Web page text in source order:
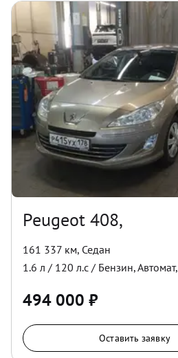
Peugeot 408,
161 337 км, Седан
1.6 л / 120 л.с / Бензин,Автомат,
494 000 ₽
Оставить заявку